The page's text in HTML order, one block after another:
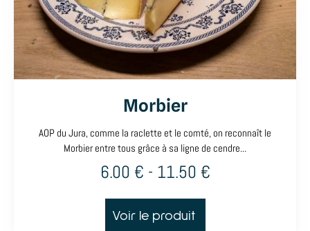
Morbier
AOP du Jura, comme la raclette et le comté, on reconnaît le
Morbier entre tous grâce à sa ligne de cendre...
6.00 € - 11.50 €
Voir le produit